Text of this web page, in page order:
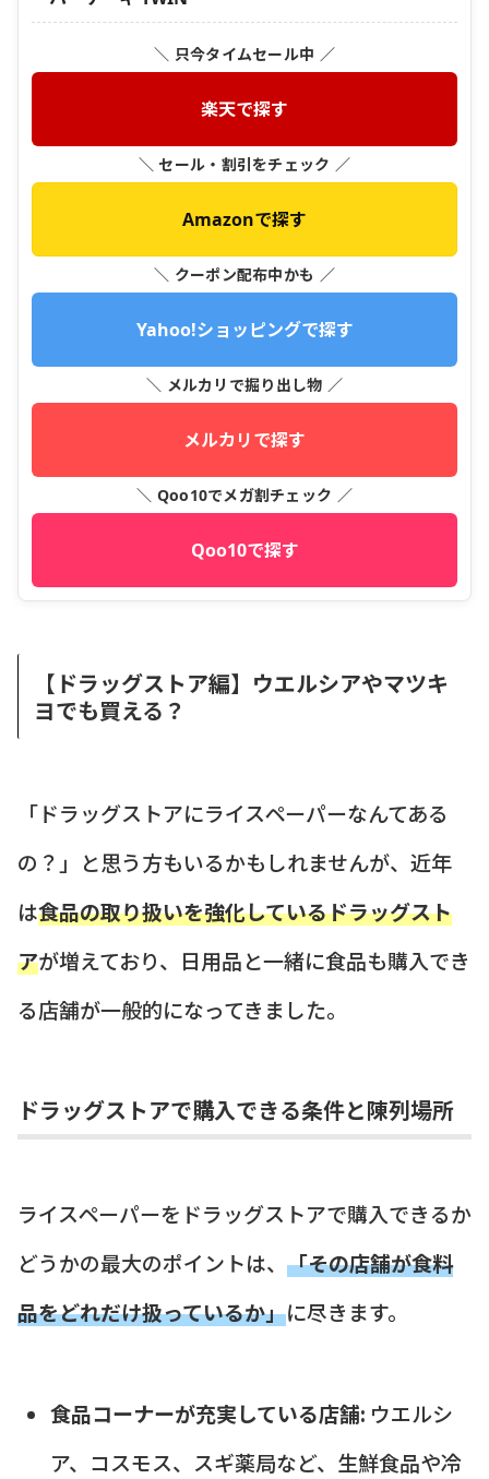
＼ 只今タイムセール中 ／
楽天で探す
＼ セール・割引をチェック ／
Amazonで探す
＼ クーポン配布中かも ／
Yahoo!ショッピングで探す
＼ メルカリで掘り出し物 ／
メルカリで探す
＼ Qoo10でメガ割チェック ／
Qoo10で探す
【ドラッグストア編】ウエルシアやマツキ
ヨでも買える？
「ドラッグストアにライスペーパーなんてある
の？」と思う方もいるかもしれませんが、近年
は食品の取り扱いを強化しているドラッグスト
アが増えており、日用品と一緒に食品も購入でき
る店舗が一般的になってきました。
ドラッグストアで購入できる条件と陳列場所
ライスペーパーをドラッグストアで購入できるか
どうかの最大のポイントは、 「その店舗が食料
品をどれだけ扱っているか」に尽きます。
食品コーナーが充実している店舗: ウエルシ
ア、コスモス、スギ薬局など、生鮮食品や冷